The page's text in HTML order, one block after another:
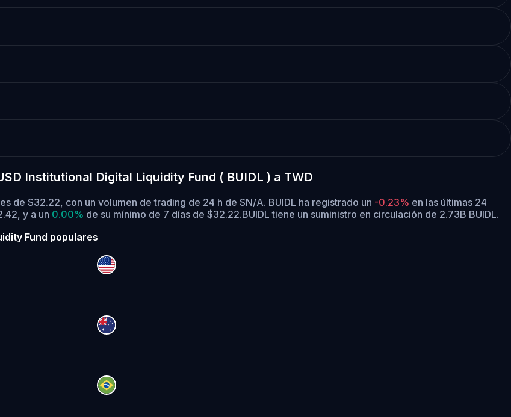
Institutional Digital Liquidity Fund ( BUIDL ) a TWD
de $32.22, con un volumen de trading de 24 h de $N/A. BUIDL ha registrado un -0.23% en las últimas 24
y a un 0.00% de su mínimo de 7 días de $32.22.BUIDL tiene un suministro en circulación de 2.73B BUIDL.
Fund populares